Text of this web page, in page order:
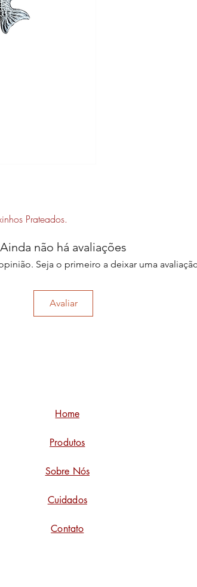
Prateados.
Ainda não há avaliações
Seja o primeiro a deixar uma
Avaliar
Home
Produtos
Sobre Nós
Cuidados
Contato